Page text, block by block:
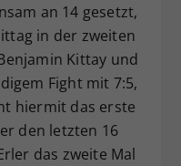
an 14 gesetzt,
in der zweiten
Kittay und
Fight mit 7:5,
hiermit das erste
den letzten 16
das zweite Mal